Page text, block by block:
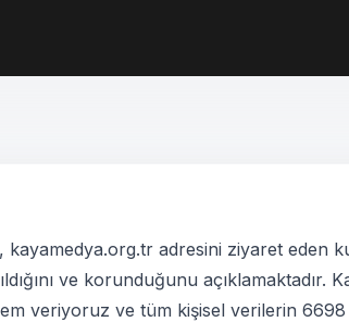
kayamedya.org.tr adresini ziyaret eden
ve korunduğunu açıklamaktadır.
veriyoruz ve tüm kişisel verilerin 6698